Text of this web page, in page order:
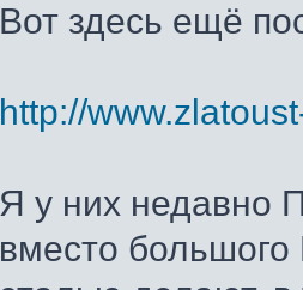
Вот здесь ещё
http://
Я у них недавно
вместо